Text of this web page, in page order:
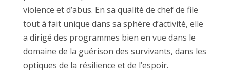
violence et d’abus. En sa qualité de chef de file
tout à fait unique dans sa sphère d’activité, elle
a dirigé des programmes bien en vue dans le
domaine de la guérison des survivants, dans les
optiques de la résilience et de l’espoir.